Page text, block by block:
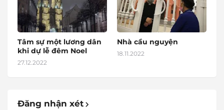
Tâm sự một lương dân
khi dự lễ đêm Noel
27.12.2022
Nhà cầu nguyện
18.11.2022
Đăng nhận xét